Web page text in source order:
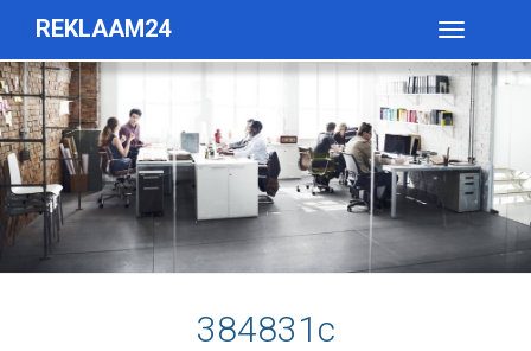
REKLAAM24
Toggle
384831c